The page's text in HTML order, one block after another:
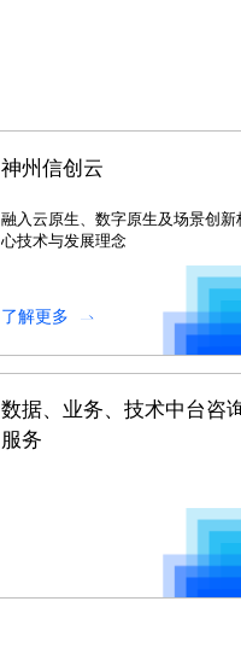
神州信创云
融入云原生、数字原生及场景创新
心技术与发展理念
了解更多
数据、业务、技术中台咨
服务